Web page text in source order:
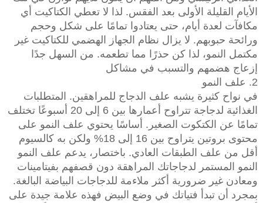
الأيام القليلة الأولى بعد الفقس. لذا لا تعطي الكتاكيت أي
مكافآت لعدة أيام، حتى يعتادوا تمامًا على شكل وحجم
ورائحة حبوبهم. لا يزال نظام الجهاز الهضمي للكتاكيت غير
مكتمل النمو، لذا كن حذرًا مما تطعمه. من السهل جدًا
إزعاج هضمهم والتسبب في مشاكل
2. علف النمو
في نواح كثيرة يشبه علف الدجاج للمراهقين. المتطلبات
الغذائية لدجاجة تتراوح أعمارها بين 6 إلى 20 أسبوعًا تختلف
تمامًا عن الكتكوت الصغير. أساسًا يحتوي علف النمو على
محتوى بروتين يتراوح بين 16 إلى 18% ولكن به كالسيوم
أقل من علف الطبقات العادي. باختصار، يدعم علف النمو
النمو المستمر لدجاجاتك المراهقة دون قصفهم بفيتامينات
ومعادن غير ضرورية أكثر ملاءمة للدجاجات البياضة البالغة.
بمجرد أن تبدأ فتياتك في وضع البيض فهذه علامة جيدة على